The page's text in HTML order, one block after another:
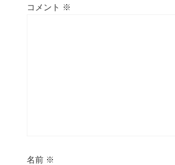
コメント ※
名前 ※